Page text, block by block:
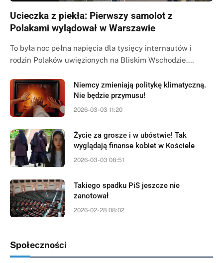
Ucieczka z piekła: Pierwszy samolot z
Polakami wylądował w Warszawie
To była noc pełna napięcia dla tysięcy internautów i
rodzin Polaków uwięzionych na Bliskim Wschodzie.…
Niemcy zmieniają politykę klimatyczną.
Nie będzie przymusu!
2026-03-03 11:20
Życie za grosze i w ubóstwie! Tak
wyglądają finanse kobiet w Kościele
2026-03-03 08:51
Takiego spadku PiS jeszcze nie
zanotował
2026-02-28 08:02
Społeczności